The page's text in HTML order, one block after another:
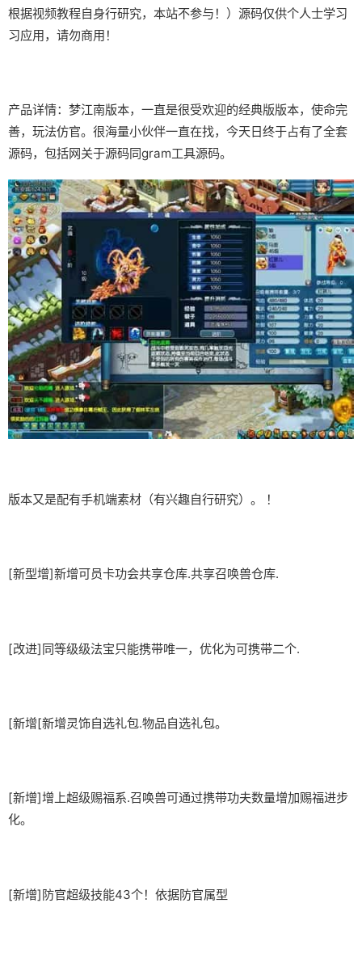
根据视频教程自身行研究，本站不参与！）源码仅供个人士学习
习应用，请勿商用！
产品详情：梦江南版本，一直是很受欢迎的经典版版本，使命完
善，玩法仿官。很海量小伙伴一直在找，今天日终于占有了全套
源码，包括网关于源码同gram工具源码。
版本又是配有手机端素材（有兴趣自行研究）。 ！
[新型增]新增可员卡功会共享仓库.共享召唤兽仓库.
[改进]同等级级法宝只能携带唯一，优化为可携带二个.
[新增[新增灵饰自选礼包.物品自选礼包。
[新增]增上超级赐福系.召唤兽可通过携带功夫数量增加赐福进步
化。
[新增]防官超级技能43个！依据防官属型